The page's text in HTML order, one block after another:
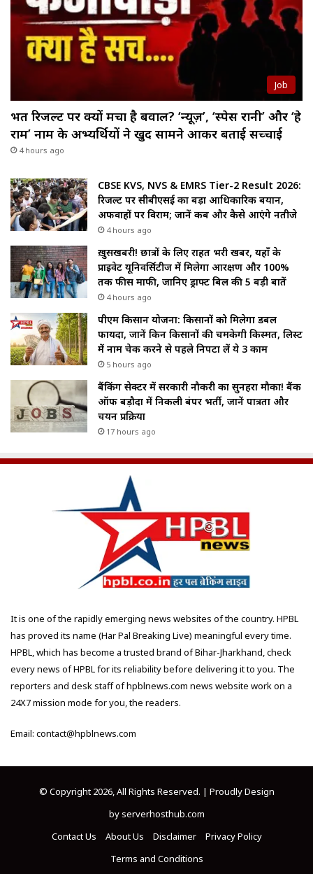
Job
भर्ती रिजल्ट पर क्यों मचा है बवाल? ‘न्यूज़’, ‘स्पेस रानी’ और ‘हे
राम’ नाम के अभ्यर्थियों ने खुद सामने आकर बताई सच्चाई
4 hours ago
CBSE KVS, NVS & EMRS Tier-2 Result 2026:
रिजल्ट पर सीबीएसई का बड़ा आधिकारिक बयान,
अफवाहों पर विराम; जानें कब और कैसे आएंगे नतीजे
4 hours ago
ख़ुसखबरी! छात्रों के लिए राहत भरी खबर, यहाँ के
प्राइवेट यूनिवर्सिटीज में मिलेगा आरक्षण और 100%
तक फीस माफी, जानिए ड्राफ्ट बिल की 5 बड़ी बातें
4 hours ago
पीएम किसान योजना: किसानों को मिलेगा डबल
फायदा, जानें किन किसानों की चमकेगी किस्मत, लिस्ट
में नाम चेक करने से पहले निपटा लें ये 3 काम
5 hours ago
बैंकिंग सेक्टर में सरकारी नौकरी का सुनहरा मौका! बैंक
ऑफ बड़ौदा में निकली बंपर भर्ती, जानें पात्रता और
चयन प्रक्रिया
17 hours ago
It is one of the rapidly emerging news websites of the country. HPBL
has proved its name (Har Pal Breaking Live) meaningful every time.
HPBL, which has become a trusted brand of Bihar-Jharkhand, check
every news of HPBL for its reliability before delivering it to you. The
reporters and desk staff of hpblnews.com news website work on a
24X7 mission mode for you, the readers.
Email: contact@hpblnews.com
© Copyright 2026, All Rights Reserved. | Proudly Design
byserverhosthub.com
Contact Us
About Us Disclaimer
Privacy Policy
Terms and Conditions